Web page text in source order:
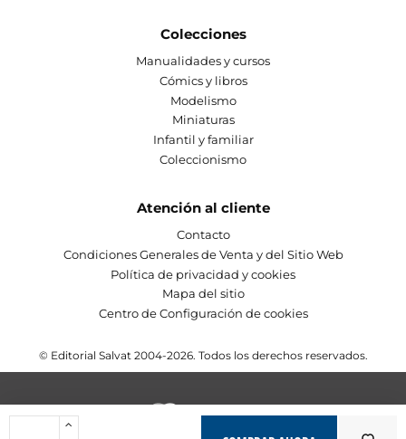
Colecciones
Manualidades y cursos
Cómics y libros
Modelismo
Miniaturas
Infantil y familiar
Coleccionismo
Atención al cliente
Contacto
Condiciones Generales de Venta y del Sitio Web
Política de privacidad y cookies
Mapa del sitio
Centro de Configuración de cookies
© Editorial Salvat 2004-2026. Todos los derechos reservados.